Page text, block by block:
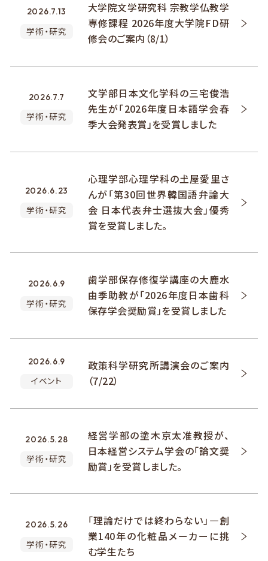
2026.7.13
学術・研究
大学院文学研究科 宗教学仏教学
専修課程 2026年度大学院FD研
修会のご案内（8/1）
2026.7.7
学術・研究
文学部日本文化学科の三宅俊浩
先生が「2026年度日本語学会春
季大会発表賞」を受賞しました
2026.6.23
学術・研究
心理学部心理学科の𡈽屋愛里さ
んが「第30回世界韓国語弁論大
会 日本代表弁士選抜大会」優秀
賞を受賞しました。
2026.6.9
学術・研究
歯学部保存修復学講座の大鹿水
由季助教が「2026年度日本歯科
保存学会奨励賞」を受賞しました
2026.6.9
イベント
政策科学研究所講演会のご案内
（7/22）
2026.5.28
学術・研究
経営学部の塗木京太准教授が、
日本経営システム学会の「論文奨
励賞」を受賞しました。
2026.5.26
学術・研究
「理論だけでは終わらない」―創
業140年の化粧品メーカーに挑
む学生たち